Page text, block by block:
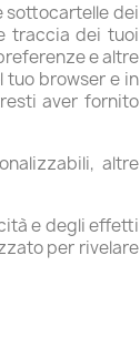
sottocartelle dei
traccia dei tuoi
e altre
tuo browser e in
aver fornito
altre
e degli effetti
per rivelare